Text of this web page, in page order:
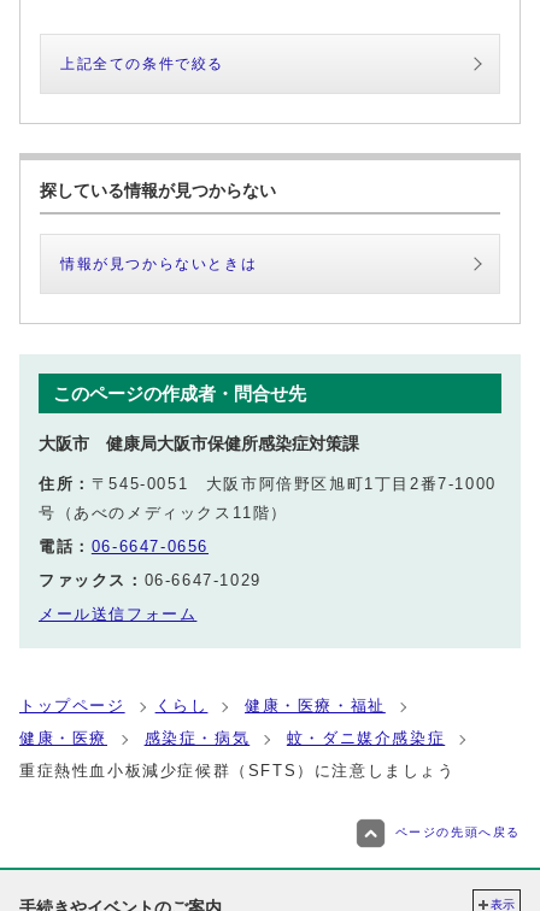
上記全ての条件で絞る
探している情報が見つからない
情報が見つからないときは
このページの作成者・問合せ先
大阪市 健康局大阪市保健所感染症対策課
住所： 〒545-0051 大阪市阿倍野区旭町1丁目2番7-1000
号（あべのメディックス11階）
電話： 06-6647-0656
ファックス： 06-6647-1029
メール送信フォーム
トップページ くらし
健康・医療・福祉
健康・医療
感染症・病気
蚊・ダニ媒介感染症
重症熱性血小板減少症候群（SFTS）に注意しましょう
ページの先頭へ戻る
手続きやイベントのご案内 表示